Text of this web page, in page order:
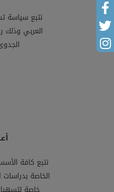
نتبع سياسة
العربي وذلك
نتبع كافة
الخاصة